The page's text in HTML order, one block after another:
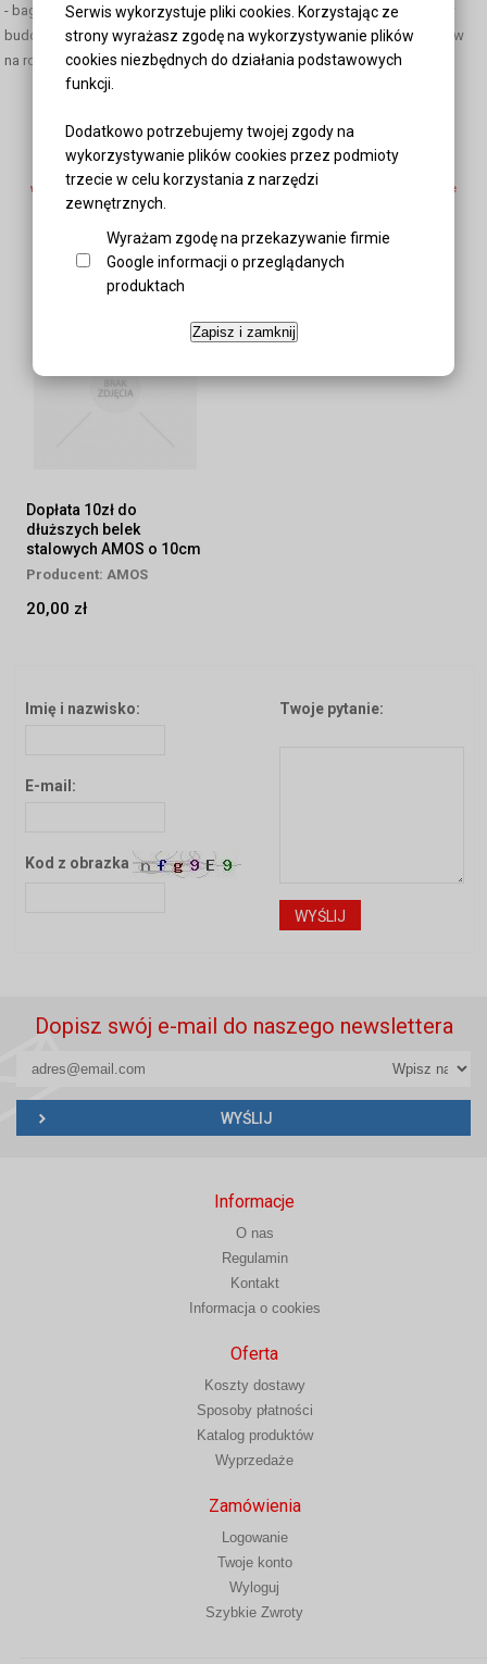
Serwis wykorzystuje pliki cookies. Korzystając ze
strony wyrażasz zgodę na wykorzystywanie plików
cookies niezbędnych do działania podstawowych
funkcji.
Dodatkowo potrzebujemy twojej zgody na
wykorzystywanie plików cookies przez podmioty
trzecie w celu korzystania z narzędzi
zewnętrznych.
Wyrażam zgodę na przekazywanie firmie
Google informacji o przeglądanych
produktach
Zapisz i zamknij
- bagażnik można zastosować do transportu: bagaży, mebli, materiałów
budowlanych itp., a także jako podstawa do montażu na nim bagażników
na rowery, narty, deski surfingowe, boxy bagażowe...
Aby znaleźć odpowiedni bagażnik do Twojego samochodu skorzystaj z
wyszukiwarki i kliknij w nazwę wybranego bagażnika z kolumny "pasujące
Wyszukiwarka AMOS >>Kliknij<<
Dopłata 10zł do
dłuższych belek
stalowych AMOS o 10cm
Producent: AMOS
20,00 zł
Imię i nazwisko:
E-mail:
Kod z obrazka
Twoje pytanie:
Dopisz swój e-mail do naszego newslettera
Informacje
O nas
Regulamin
Kontakt
Informacja o cookies
Oferta
Koszty dostawy
Sposoby płatności
Katalog produktów
Wyprzedaże
Zamówienia
Logowanie
Twoje konto
Wyloguj
Szybkie Zwroty